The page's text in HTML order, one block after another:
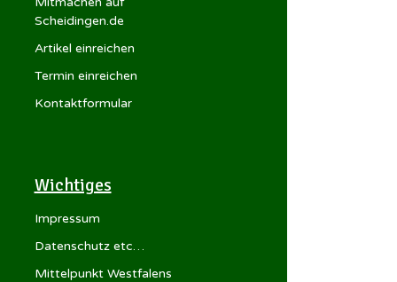
Scheidingen.de
Artikel einreichen
Termin einreichen
Kontaktformular
Wichtiges
Impressum
Datenschutz etc…
Mittelpunkt Westfalens